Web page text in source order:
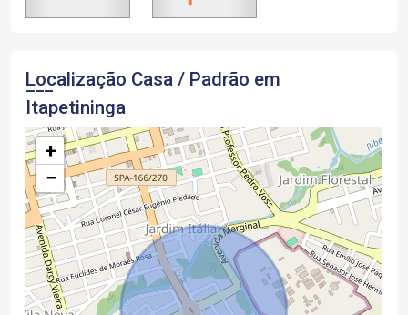
Localização Casa / Padrão em
Itapetininga
+
−